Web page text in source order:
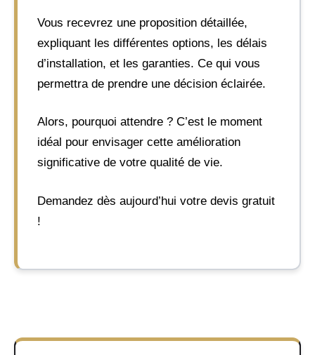
Vous recevrez une proposition détaillée,
expliquant les différentes options, les délais
d’installation, et les garanties. Ce qui vous
permettra de prendre une décision éclairée.
Alors, pourquoi attendre ? C’est le moment
idéal pour envisager cette amélioration
significative de votre qualité de vie.
Demandez dès aujourd’hui votre devis gratuit
!